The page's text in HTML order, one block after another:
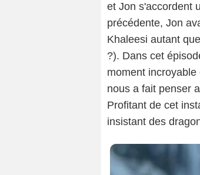
et Jon s'accordent
précédente, Jon
Khaleesi autant
?). Dans cet
moment
nous a fait penser
Profitant de cet
insistant des